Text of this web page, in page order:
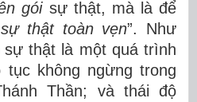
góisự thật, mà là để
sự thật toàn vẹn”. Như
thật là một quá trình
không ngừng trong
Thần; và thái độ